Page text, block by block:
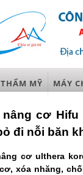
MỸ MÁY
nâng cơ Hifu
đi nỗi băn
cơ ulthera
xóa nhăng,